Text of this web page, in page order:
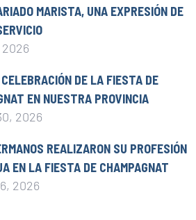
MARISTA, UNA EXPRESIÓN DE
DE LA FIESTA DE
EN NUESTRA PROVINCIA
2026
REALIZARON SU PROFESIÓN
EN LA FIESTA DE CHAMPAGNAT
2026